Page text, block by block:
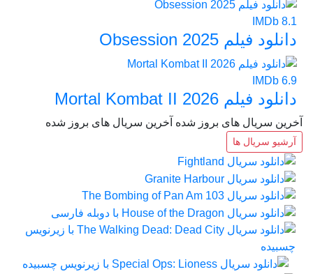
IMDb 8.1
دانلود فیلم Obsession 2025
IMDb 6.9
دانلود فیلم Mortal Kombat II 2026
آخرین سریال های بروز شده آخرین سریال های بروز شده
آرشیو سریال ها